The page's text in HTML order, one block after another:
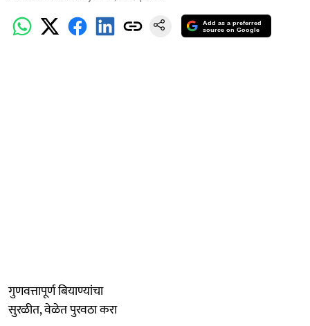
Add as a preferred
source on Google
गुणवत्तापूर्ण बियाण्यांचा
सुरळीत, वेळेत पुरवठा करा